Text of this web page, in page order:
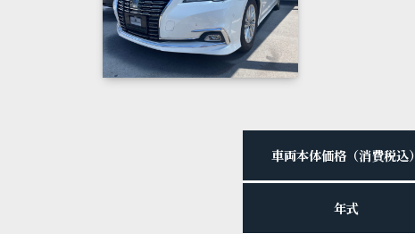
車両本体価格（消費税込）
年式